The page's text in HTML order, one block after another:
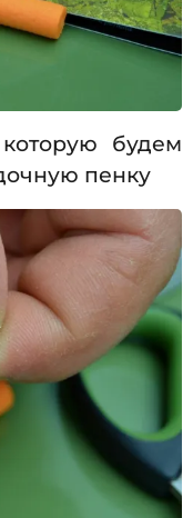
будем
пенку